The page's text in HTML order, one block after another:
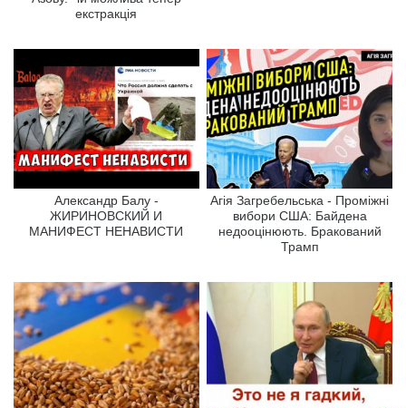
екстракція
Александр Балу -
ЖИРИНОВСКИЙ И
МАНИФЕСТ НЕНАВИСТИ
Агія Загребельська - Проміжні
вибори США: Байдена
недооцінюють. Бракований
Трамп